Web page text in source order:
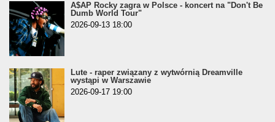
A$AP Rocky zagra w Polsce - koncert na "Don't Be
Dumb World Tour"
2026-09-13 18:00
Lute - raper związany z wytwórnią Dreamville
wystąpi w Warszawie
2026-09-17 19:00